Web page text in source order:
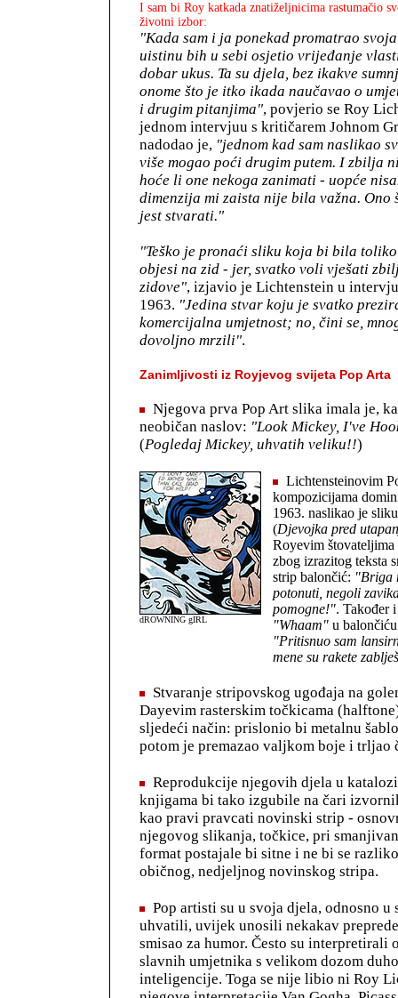
I sam bi Roy katkada znatiželjnicima rastumačio
životni izbor:
"Kada sam i ja ponekad promatrao
uistinu bih u sebi osjetio vrijeđanje
dobar ukus. Ta su djela, bez ikakve
onome što je itko ikada naučavao o
i drugim pitanjima", povjerio se Roy
jednom intervjuu s kritičarem Johnom
nadodao je, "jednom kad sam naslikao
više mogao poći drugim putem. I zbilja
hoće li one nekoga zanimati - uopće
dimenzija mi zaista nije bila važna. Ono
jest stvarati."
"Teško je pronaći sliku koja bi bila
objesi na zid - jer, svatko voli vješati
zidove", izjavio je Lichtenstein u
1963. "Jedina stvar koju je svatko
komercijalna umjetnost; no, čini se,
dovoljno mrzili".
Zanimljivosti iz Royjevog svijeta Pop Arta
Njegova prva Pop Art slika imala je,
neobičan naslov: "Look Mickey, I've
(Pogledaj Mickey, uhvatih veliku!!)
dROWNING gIRL
Lichtensteinovim
kompozicijama
1963. naslikao je
(Djevojka pred
Royevim štovateljima
zbog izrazitog teksta
strip balončić: "Briga
potonuti, negoli
pomogne!". Također
"Whaam" u
"Pritisnuo sam
mene su rakete
Stvaranje stripovskog ugođaja na
Dayevim rasterskim točkicama
sljedeći način: prislonio bi metalnu
potom je premazao valjkom boje i trljao
Reprodukcije njegovih djela u
knjigama bi tako izgubile na čari
kao pravi pravcati novinski strip -
njegovog slikanja, točkice, pri
format postajale bi sitne i ne bi se
običnog, nedjeljnog novinskog stripa.
Pop artisti su u svoja djela, odnosno u
uhvatili, uvijek unosili nekakav
smisao za humor. Često su interpretirali
slavnih umjetnika s velikom dozom
inteligencije. Toga se nije libio ni Roy